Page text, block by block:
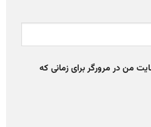
من در مرورگر برای زمانی که